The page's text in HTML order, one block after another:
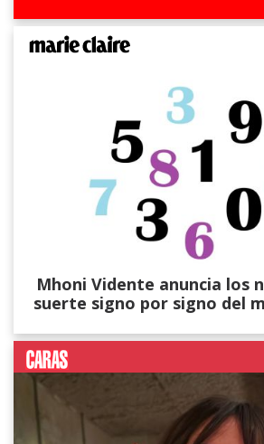
Mhoni Vidente anuncia los
suerte signo por signo del